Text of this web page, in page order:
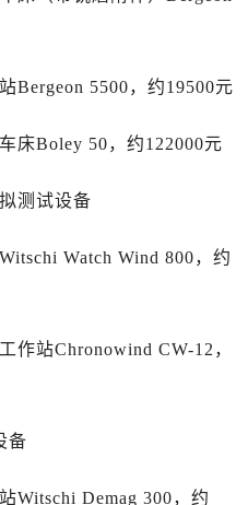
云南省大理白族自治州大理市建设路江诗丹顿售后服务中心（需提前预约）
云南省玉溪市红塔区南北大街江诗丹顿售后服务中心（需提前预约）
黑龙江省哈尔滨市道里区友谊西路600号富力中心T2座写字楼29层03室室江诗丹顿售后服务中心（需提前预约）
Bergeon 5500，约19500元
床Boley 50，约122000元
测试设备
Watch Wind 800，约
作站Chronowind CW-12，
备
Witschi Demag 300，约